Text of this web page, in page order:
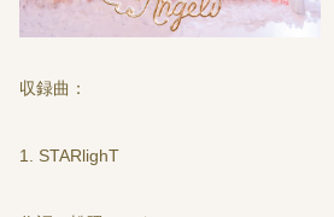
収録曲：
1. STARlighT